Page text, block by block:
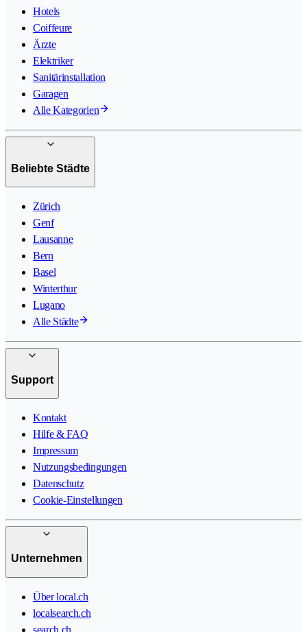
Hotels
Coiffeure
Ärzte
Elektriker
Sanitärinstallation
Garagen
Alle Kategorien
Beliebte Städte
Zürich
Genf
Lausanne
Bern
Basel
Winterthur
Lugano
Alle Städte
Support
Kontakt
Hilfe & FAQ
Impressum
Nutzungsbedingungen
Datenschutz
Cookie-Einstellungen
Unternehmen
Über local.ch
localsearch.ch
search.ch